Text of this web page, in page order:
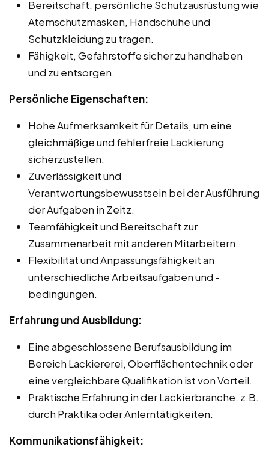
Bereitschaft, persönliche Schutzausrüstung wie
Atemschutzmasken, Handschuhe und
Schutzkleidung zu tragen.
Fähigkeit, Gefahrstoffe sicher zu handhaben
und zu entsorgen.
Persönliche Eigenschaften:
Hohe Aufmerksamkeit für Details, um eine
gleichmäßige und fehlerfreie Lackierung
sicherzustellen.
Zuverlässigkeit und
Verantwortungsbewusstsein bei der Ausführung
der Aufgaben in Zeitz.
Teamfähigkeit und Bereitschaft zur
Zusammenarbeit mit anderen Mitarbeitern.
Flexibilität und Anpassungsfähigkeit an
unterschiedliche Arbeitsaufgaben und -
bedingungen.
Erfahrung und Ausbildung:
Eine abgeschlossene Berufsausbildung im
Bereich Lackiererei, Oberflächentechnik oder
eine vergleichbare Qualifikation ist von Vorteil.
Praktische Erfahrung in der Lackierbranche, z.B.
durch Praktika oder Anlerntätigkeiten.
Kommunikationsfähigkeit: